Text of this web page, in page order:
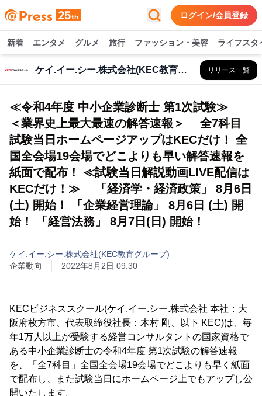
ログイン/会員登録
新着 エンタメ グルメ 旅行 ファッション・美容 ライフスタ
ケイ.イー.シー.株式会社(KEC教育グループ) リリース一覧
≪令和4年度 中小企業診断士 第1次試験≫
＜業界史上最大最速の解答速報＞ 全7科目
試験当日ホームページアップはKECだけ！ 全
国全会場19会場でどこよりも早い解答速報を
紙面で配布！ ≪試験当日解説動画LIVE配信は
KECだけ！≫ 「経済学・経済政策」 8月6日
(土) 開始！ 「企業経営理論」 8月6日 (土) 開
始！ 「経営法務」 8月7日(日) 開始！
ケイ.イー.シー.株式会社(KEC教育グループ)
企業動向
2022年8月2日 09:30
KECビジネススクール(ケイ.イー.シー.株式会社 本社：大
阪府枚方市、代表取締役社長：木村 剛、以下 KEC)は、毎
年1万人以上が受験する経営コンサルタントの国家資格で
ある中小企業診断士の令和4年度 第1次試験の解答速報
を、「全7科目」全国全会場19会場でどこよりも早く紙面
で配布し、また試験当日にホームページ上でもアップし公
開いたします。